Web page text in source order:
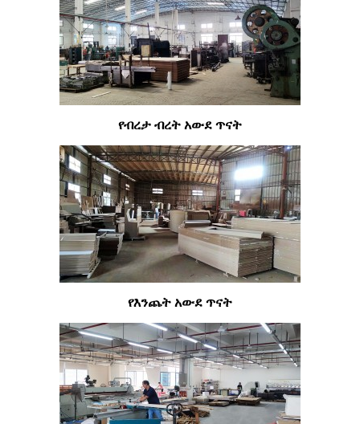
የብረታ ብረት አውደ ጥናት
የእንጨት አውደ ጥናት